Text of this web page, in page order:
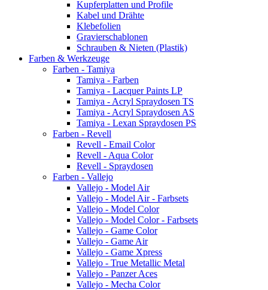
Kupferplatten und Profile
Kabel und Drähte
Klebefolien
Gravierschablonen
Schrauben & Nieten (Plastik)
Farben & Werkzeuge
Farben - Tamiya
Tamiya - Farben
Tamiya - Lacquer Paints LP
Tamiya - Acryl Spraydosen TS
Tamiya - Acryl Spraydosen AS
Tamiya - Lexan Spraydosen PS
Farben - Revell
Revell - Email Color
Revell - Aqua Color
Revell - Spraydosen
Farben - Vallejo
Vallejo - Model Air
Vallejo - Model Air - Farbsets
Vallejo - Model Color
Vallejo - Model Color - Farbsets
Vallejo - Game Color
Vallejo - Game Air
Vallejo - Game Xpress
Vallejo - True Metallic Metal
Vallejo - Panzer Aces
Vallejo - Mecha Color